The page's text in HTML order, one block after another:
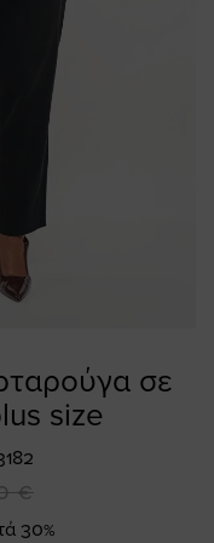
σε
size
€
30%